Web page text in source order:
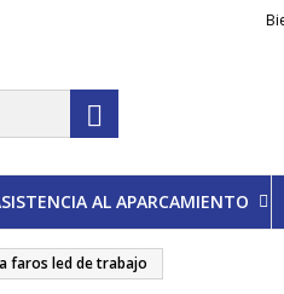

AL APARCAMIENTO
faros led de trabajo